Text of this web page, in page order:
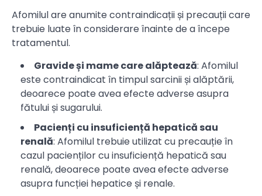
Afomilul are anumite contraindicații și precauții care
trebuie luate în considerare înainte de a începe
tratamentul.
Gravide și mame care alăptează: Afomilul
este contraindicat în timpul sarcinii și alăptării,
deoarece poate avea efecte adverse asupra
fătului și sugarului.
Pacienți cu insuficiență hepatică sau
renală: Afomilul trebuie utilizat cu precauție în
cazul pacienților cu insuficiență hepatică sau
renală, deoarece poate avea efecte adverse
asupra funcției hepatice și renale.